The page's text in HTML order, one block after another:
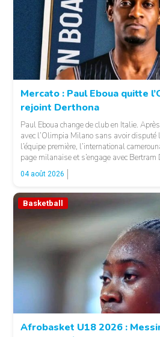
Mercato : Paul Eboua quitte
rejoint Derthona
Paul Eboua change de club en Italie.
avec l’Olimpia Milano sans avoir disputé
l’équipe première, l’international
page milanaise et s’engage avec Bertram
italienne. LA SUITE APRÈS LA
pour un contrat de […]
04 août 2026
Basketball
Afrobasket U18 2026 :